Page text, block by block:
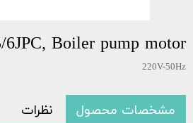
6JPC, Boiler pump motor
220V-50Hz
مشخصات محصول نظرات